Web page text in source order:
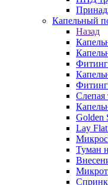
Капельный
Назад
Слепая
Golden
Lay
Туман